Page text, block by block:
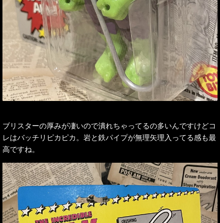
ブリスターの厚みが凄いので潰れちゃってるの多いんですけどコ
レはバッチリピカピカ。岩と鉄パイプが無理矢理入ってる感も最
高ですね。